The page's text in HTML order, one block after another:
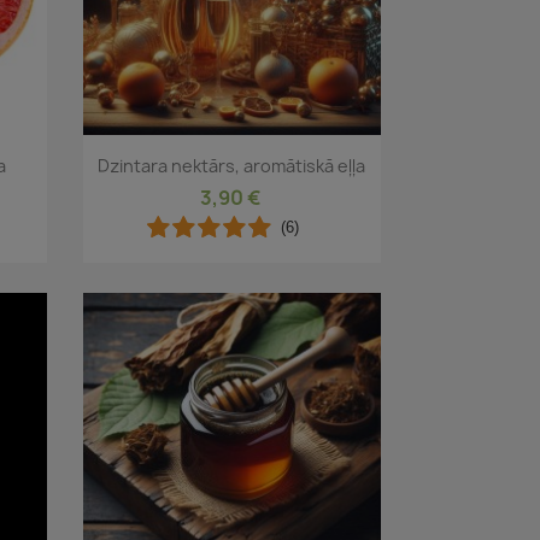
Īss ieskats
Dzintara nektārs, aromātiskā eļļa
3,90 €
(6)